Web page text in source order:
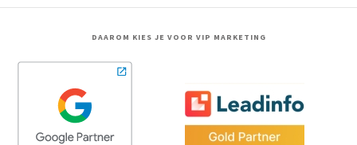
DAAROM KIES JE VOOR VIP MARKETING